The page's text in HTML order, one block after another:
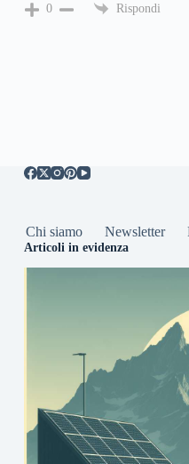
0 Rispondi
Chi siamo Newsletter
Articoli in evidenza